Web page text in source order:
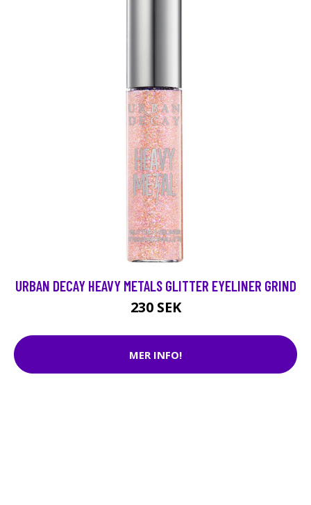
URBAN DECAY HEAVY METALS GLITTER EYELINER GRIND
230 SEK
MER INFO!